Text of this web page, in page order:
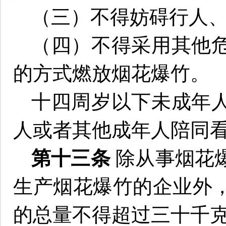
（三）不得妨碍行人
（四）不得采用其
的方式燃放烟花爆竹。
十四周岁以下未成年
人或者其他成年人陪同
第十三条 除从事烟花
生产烟花爆竹的企业外
的总量不得超过三十千